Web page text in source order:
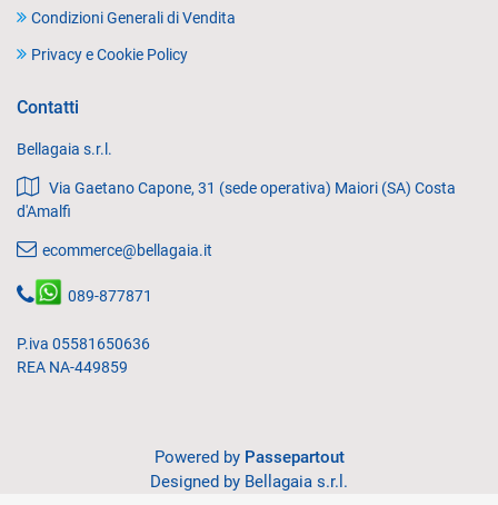
Condizioni Generali di Vendita
Privacy e Cookie Policy
Contatti
Bellagaia s.r.l.
Via Gaetano Capone, 31 (sede operativa) Maiori (SA) Costa
d'Amalfi
ecommerce@bellagaia.it
089-877871
P.iva 05581650636
REA NA-449859
Powered by Passepartout
Designed by Bellagaia s.r.l.